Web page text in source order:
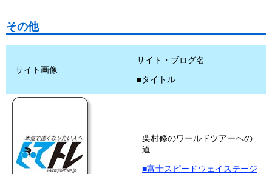
その他
サイト画像
サイト・ブログ名
■タイトル
栗村修のワールドツアーへの
道
■富士スピードウェイステージ